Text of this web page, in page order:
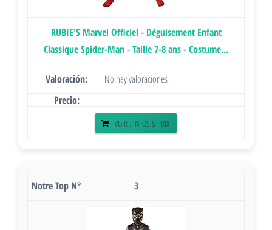
RUBIE'S Marvel Officiel - Déguisement Enfant
Classique Spider-Man - Taille 7-8 ans - Costume...
No hay valoraciones
VOIR : INFOS & PRIX
3